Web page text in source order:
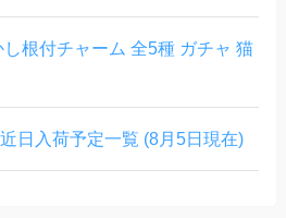
根付チャーム 全5種 ガチャ 猫
日入荷予定一覧 (8月5日現在)